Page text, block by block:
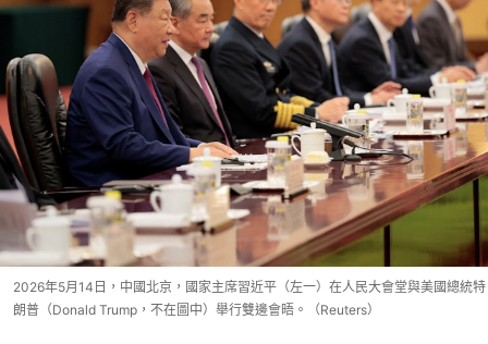
2026年5月14日，中國北京，國家主席習近平（左一）在人民大會堂與美國總統特
朗普（Donald Trump，不在圖中）舉行雙邊會晤。（Reuters）